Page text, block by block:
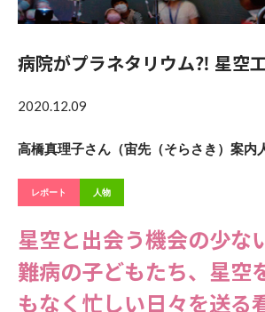
病院がプラネタリウム⁈ 星空
2020.12.09
高橋真理子さん（宙先（そらさき）案内
レポート 人物
星空と出会う機会の少な
難病の子どもたち、星空
もなく忙しい日々を送る